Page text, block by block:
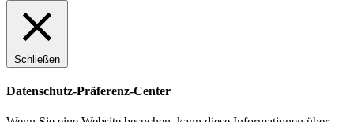
Schließen
Datenschutz-Präferenz-Center